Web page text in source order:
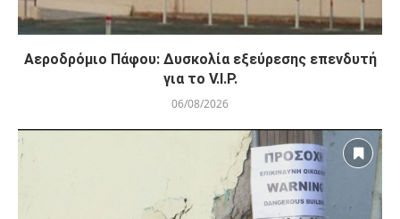
Αεροδρόμιο Πάφου: Δυσκολία εξεύρεσης επενδυτή
για το V.I.P.
06/08/2026